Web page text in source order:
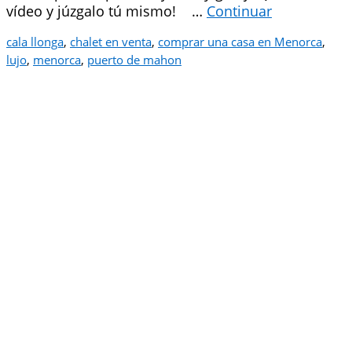
vídeo y júzgalo tú mismo! … Continuar
cala llonga, chalet en venta, comprar una casa en Menorca,
lujo, menorca, puerto de mahon